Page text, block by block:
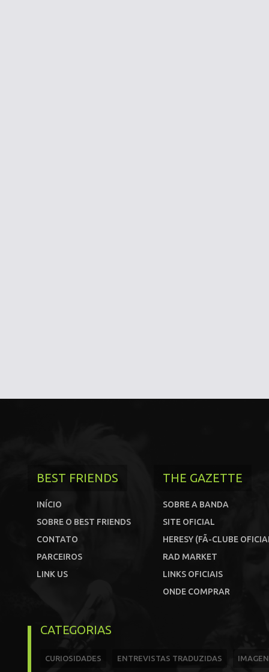
BEST FRIENDS
INÍCIO
SOBRE O BEST FRIENDS
CONTATO
PARCEIROS
LINK US
THE GAZETTE
SOBRE A BANDA
SITE OFICIAL
HERESY (FÃ-CLUBE
RAD MARKET
LINKS OFICIAIS
ONDE COMPRAR
CATEGORIAS
CURIOSIDADES ENTREVISTAS TRADUZIDAS